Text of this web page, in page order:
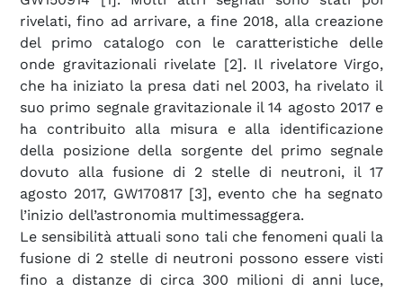
rivelati, fino ad arrivare, a fine 2018, alla creazione
del primo catalogo con le caratteristiche delle
onde gravitazionali rivelate [2]. Il rivelatore Virgo,
che ha iniziato la presa dati nel 2003, ha rivelato il
suo primo segnale gravitazionale il 14 agosto 2017 e
ha contribuito alla misura e alla identificazione
della posizione della sorgente del primo segnale
dovuto alla fusione di 2 stelle di neutroni, il 17
agosto 2017, GW170817 [3], evento che ha segnato
l’inizio dell’astronomia multimessaggera.
Le sensibilità attuali sono tali che fenomeni quali la
fusione di 2 stelle di neutroni possono essere visti
fino a distanze di circa 300 milioni di anni luce,